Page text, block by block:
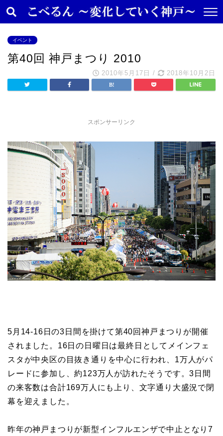
イベント
第40回 神戸まつり 2010
2010年5月17日 / 2018年10月2日
スポンサーリンク
5月14-16日の3日間を掛けて第40回神戸まつりが開催
されました。16日の日曜日は最終日としてメインフェ
スタが中央区の目抜き通りを中心に行われ、1万人がパ
レードに参加し、約123万人が訪れたそうです。3日間
の来客数は合計169万人にも上り、文字通り大盛況で閉
幕を迎えました。
昨年の神戸まつりが新型インフルエンザで中止となり7